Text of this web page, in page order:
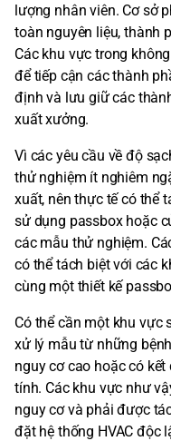
lượng nhân viên. Cơ sở
toàn nguyên liệu, thành
Các khu vực trong
để tiếp cận các thành
định và lưu giữ các
xuất xưởng.
Vì các yêu cầu về độ
thử nghiệm ít nghiêm
xuất, nên thực tế có thể
sử dụng passbox hoặc
các mẫu thử nghiệm.
có thể tách biệt với các
cùng một thiết kế
Có thể cần một khu vực
xử lý mẫu từ những
nguy cơ cao hoặc có
tính. Các khu vực như
nguy cơ và phải được
đặt hệ thống HVAC độc